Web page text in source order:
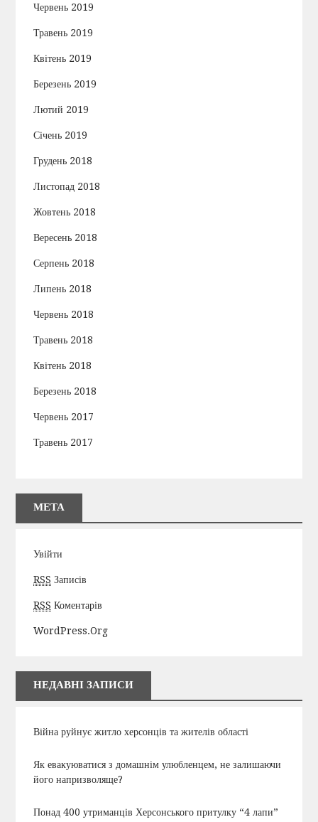
Червень 2019
Травень 2019
Квітень 2019
Березень 2019
Лютий 2019
Січень 2019
Грудень 2018
Листопад 2018
Жовтень 2018
Вересень 2018
Серпень 2018
Липень 2018
Червень 2018
Травень 2018
Квітень 2018
Березень 2018
Червень 2017
Травень 2017
МЕТА
Увійти
RSS Записів
RSS Коментарів
WordPress.org
НЕДАВНІ ЗАПИСИ
Війна руйнує житло херсонців та жителів області
Як евакуюватися з домашнім улюбленцем, не залишаючи
його напризволяще?
Понад 400 утриманців Херсонського притулку “4 лапи”